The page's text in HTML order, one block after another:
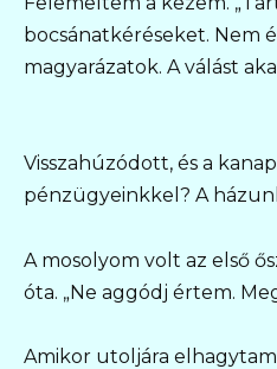
bocsánatkéréseket. Nem
magyarázatok. A válást
Visszahúzódott, és a
pénzügyeinkkel? A
A mosolyom volt az első
óta. „Ne aggódj értem.
Amikor utoljára elhagytam